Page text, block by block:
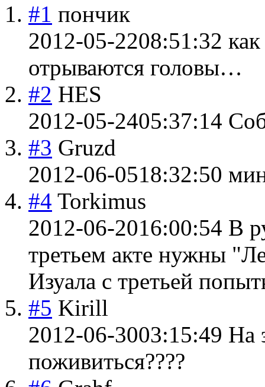
#1 пончик
2012-05-2208:51:32
отрываются головы…
#2 HES
2012-05-2405:37:14
#3 Gruzd
2012-06-0518:32:50
#4 Torkimus
2012-06-2016:00:54 В
третьем акте нужны
Изуала с третьей
#5 Kirill
2012-06-3003:15:49 На
поживиться????